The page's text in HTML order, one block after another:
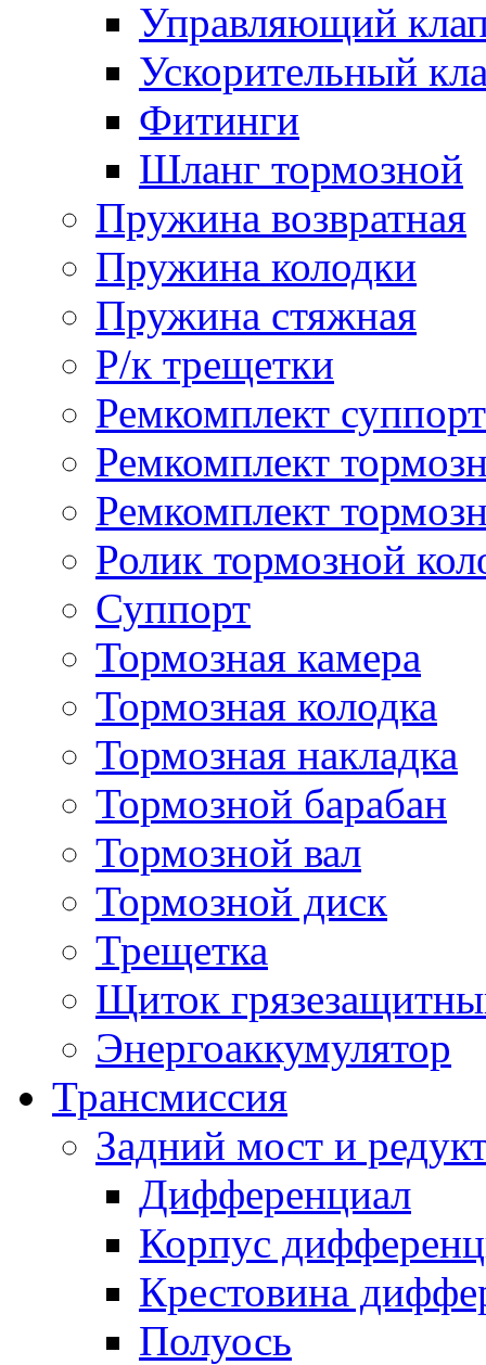
Управляющий
Ускорительный
Фитинги
Шланг тормозной
Пружина возвратная
Пружина колодки
Пружина стяжная
Р/к трещетки
Ремкомплект
Ремкомплект
Ремкомплект
Ролик тормозной
Суппорт
Тормозная камера
Тормозная колодка
Тормозная накладка
Тормозной барабан
Тормозной вал
Тормозной диск
Трещетка
Щиток
Энергоаккумулятор
Трансмиссия
Задний мост и
Дифференциал
Корпус
Крестовина
Полуось